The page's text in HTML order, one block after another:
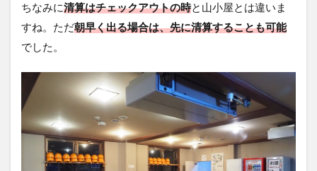
ちなみに清算はチェックアウトの時と山小屋とは違いま
すね。ただ朝早く出る場合は、先に清算することも可能
でした。